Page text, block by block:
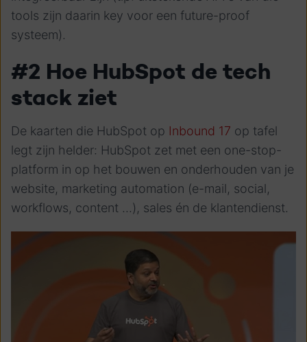
tools zijn daarin key voor een future-proof
systeem).
#2 Hoe HubSpot de tech
stack ziet
De kaarten die HubSpot op Inbound 17 op tafel
legt zijn helder: HubSpot zet met een one-stop-
platform in op het bouwen en onderhouden van je
website, marketing automation (e-mail, social,
workflows, content ...), sales én de klantendienst.